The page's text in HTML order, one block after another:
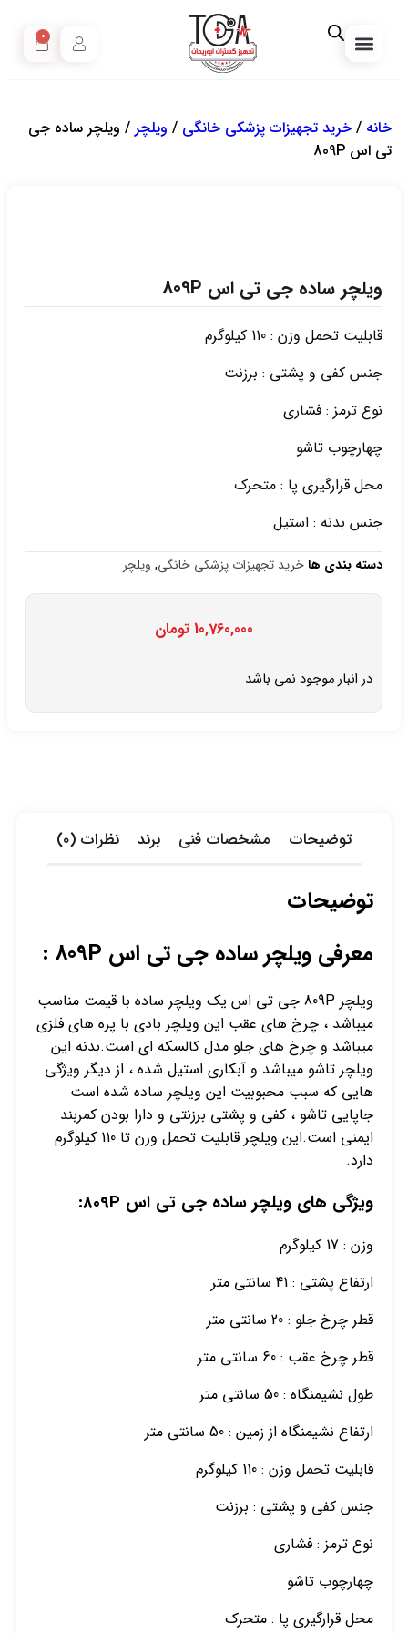
0
خانه / خرید تجهیزات پزشکی خانگی / ویلچر / ویلچر ساده جی
تی اس 809P
ویلچر ساده جی تی اس 809P
قابلیت تحمل وزن : 110 کیلوگرم
جنس کفی و پشتی : برزنت
نوع ترمز : فشاری
چهارچوب تاشو
محل قرارگیری پا : متحرک
جنس بدنه : استیل
دسته بندی هاخرید تجهیزات پزشکی خانگی, ویلچر
10,760,000 تومان
در انبار موجود نمی باشد
توضیحات مشخصات فنی برند نظرات (0)
توضیحات
معرفی ویلچر ساده جی تی اس 809P :
ویلچر 809P جی تی اس یک ویلچر ساده با قیمت مناسب
میباشد ، چرخ های عقب این ویلچر بادی با پره های فلزی
میباشد و چرخ های جلو مدل کالسکه ای است.بدنه این
ویلچر تاشو میباشد و آبکاری استیل شده ، از دیگر ویژگی
هایی که سبب محبوبیت این ویلچر ساده شده است
جاپایی تاشو ، کفی و پشتی برزنتی و دارا بودن کمربند
ایمنی است.این ویلچر قابلیت تحمل وزن تا 110 کیلوگرم
دارد.
ویژگی های ویلچر ساده جی تی اس 809P:
وزن : 17 کیلوگرم
ارتفاع پشتی : 41 سانتی متر
قطر چرخ جلو : 20 سانتی متر
قطر چرخ عقب : 60 سانتی متر
طول نشیمنگاه : 50 سانتی متر
ارتفاع نشیمنگاه از زمین : 50 سانتی متر
قابلیت تحمل وزن : 110 کیلوگرم
جنس کفی و پشتی : برزنت
نوع ترمز : فشاری
چهارچوب تاشو
محل قرارگیری پا : متحرک